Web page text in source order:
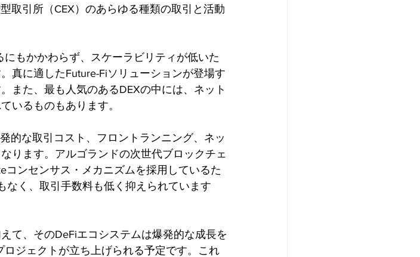
取引所（CEX）のあらゆる種類の取引と活動
もかかわらず、スケーラビリティが低いた
真に適したFuture-Fiソリューションが登場す
また、最も人気のあるDEXの中には、ネット
いるものもあります。
的な取引コスト、フロントランニング、ネッ
ります。アルゴランドの次世代ブロックチェ
コンセンサス・メカニズムを採用しているた
く、取引手数料も低く抑えられています
て、そのDeFiエコシステムは爆発的な成長を
ジェクトが立ち上げられる予定です。これ